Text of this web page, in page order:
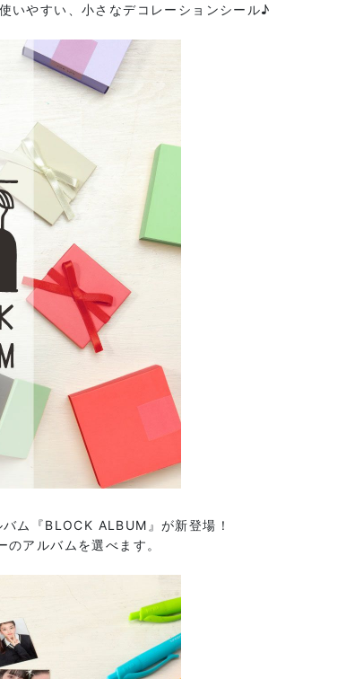
いやすい、小さなデコレーションシール♪
ム『BLOCK ALBUM』が新登場！
アルバムを選べます。